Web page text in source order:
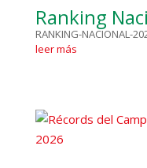
Ranking
RANKING-NACIONAL-
leer más